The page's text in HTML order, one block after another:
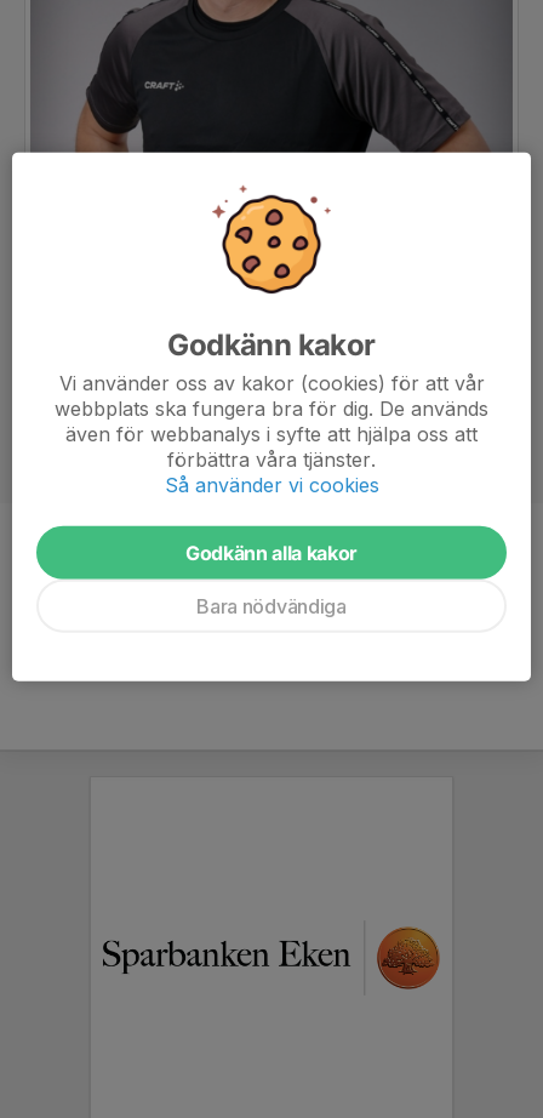
Titel
Tränare
Godkänn kakor
Vi använder oss av kakor (cookies) för att vår
webbplats ska fungera bra för dig. De används
även för webbanalys i syfte att hjälpa oss att
förbättra våra tjänster.
Så använder vi cookies
Godkänn alla kakor
Bara nödvändiga